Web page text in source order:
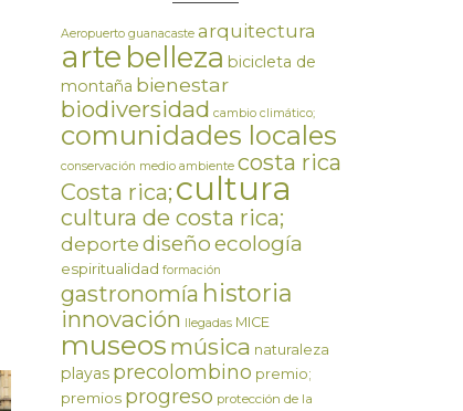
Aeropuerto guanacaste arquitectura
arte belleza bicicleta de
montaña bienestar
biodiversidad cambio climático;
comunidades locales
conservación medio ambiente costa rica
Costa rica; cultura
cultura de costa rica;
deportediseñoecología
espiritualidad formación
gastronomía historia
innovación llegadas MICE
museos música naturaleza
playas precolombino premio;
premios progreso protección de la